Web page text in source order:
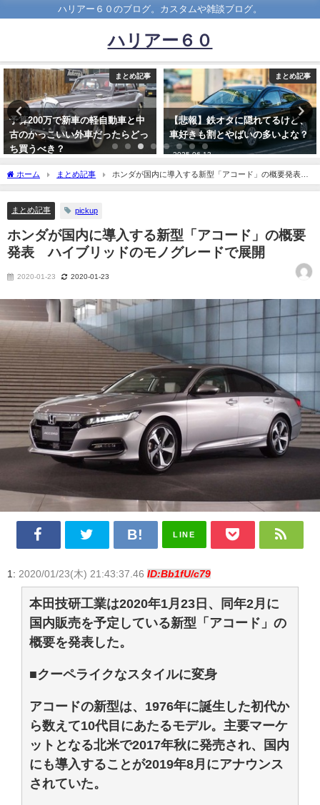
ハリアー６０のブログ。カスタムや雑談ブログ。
ハリアー６０
まとめ記事
予算200万で新車の軽自動車と中
古のかっこいい外車だったらどっ
ち買うべき？
まとめ記事
【悲報】鉄オタに隠れてるけど、
車好きも割とやばいの多いよな？
2025-06-13
ホーム まとめ記事
ホンダが国内に導入する新型「アコード」の概要発表
ハイブリッドのモノグレードで展開
まとめ記事 pickup
ホンダが国内に導入する新型「アコード」の概要
発表 ハイブリッドのモノグレードで展開
2020-01-23 2020-01-23
LINE
1: 2020/01/23(木) 21:43:37.46 ID:Bb1fU/c79
本田技研工業は2020年1月23日、同年2月に
国内販売を予定している新型「アコード」の
概要を発表した。
■クーペライクなスタイルに変身
アコードの新型は、1976年に誕生した初代か
ら数えて10代目にあたるモデル。主要マーケ
ットとなる北米で2017年秋に発売され、国内
にも導入することが2019年8月にアナウンス
されていた。